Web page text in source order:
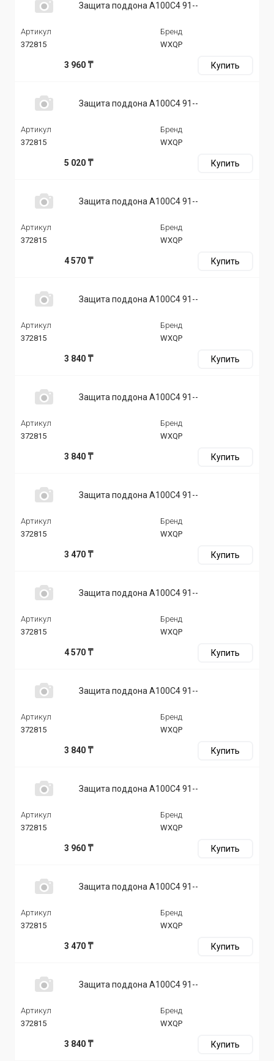
Защита поддона A100C4 91--
Артикул
372815
Бренд
WXQP
3 960 ₸ Купить
Защита поддона A100C4 91--
Артикул
372815
Бренд
WXQP
5 020 ₸ Купить
Защита поддона A100C4 91--
Артикул
372815
Бренд
WXQP
4 570 ₸ Купить
Защита поддона A100C4 91--
Артикул
372815
Бренд
WXQP
3 840 ₸ Купить
Защита поддона A100C4 91--
Артикул
372815
Бренд
WXQP
3 840 ₸ Купить
Защита поддона A100C4 91--
Артикул
372815
Бренд
WXQP
3 470 ₸ Купить
Защита поддона A100C4 91--
Артикул
372815
Бренд
WXQP
4 570 ₸ Купить
Защита поддона A100C4 91--
Артикул
372815
Бренд
WXQP
3 840 ₸ Купить
Защита поддона A100C4 91--
Артикул
372815
Бренд
WXQP
3 960 ₸ Купить
Защита поддона A100C4 91--
Артикул
372815
Бренд
WXQP
3 470 ₸ Купить
Защита поддона A100C4 91--
Артикул
372815
Бренд
WXQP
3 840 ₸ Купить